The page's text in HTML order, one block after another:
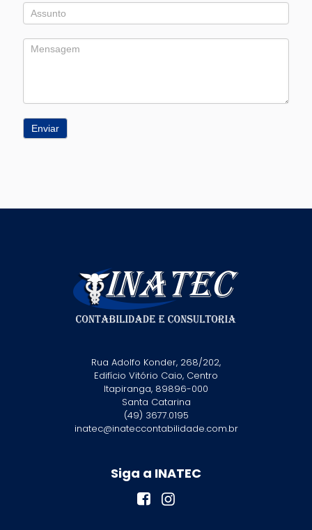
Enviar
Rua Adolfo Konder, 268/202,
Edifício Vitório Caio, Centro
Itapiranga, 89896-000
Santa Catarina
(49) 3677.0195
inatec@inateccontabilidade.com.br
Siga a INATEC